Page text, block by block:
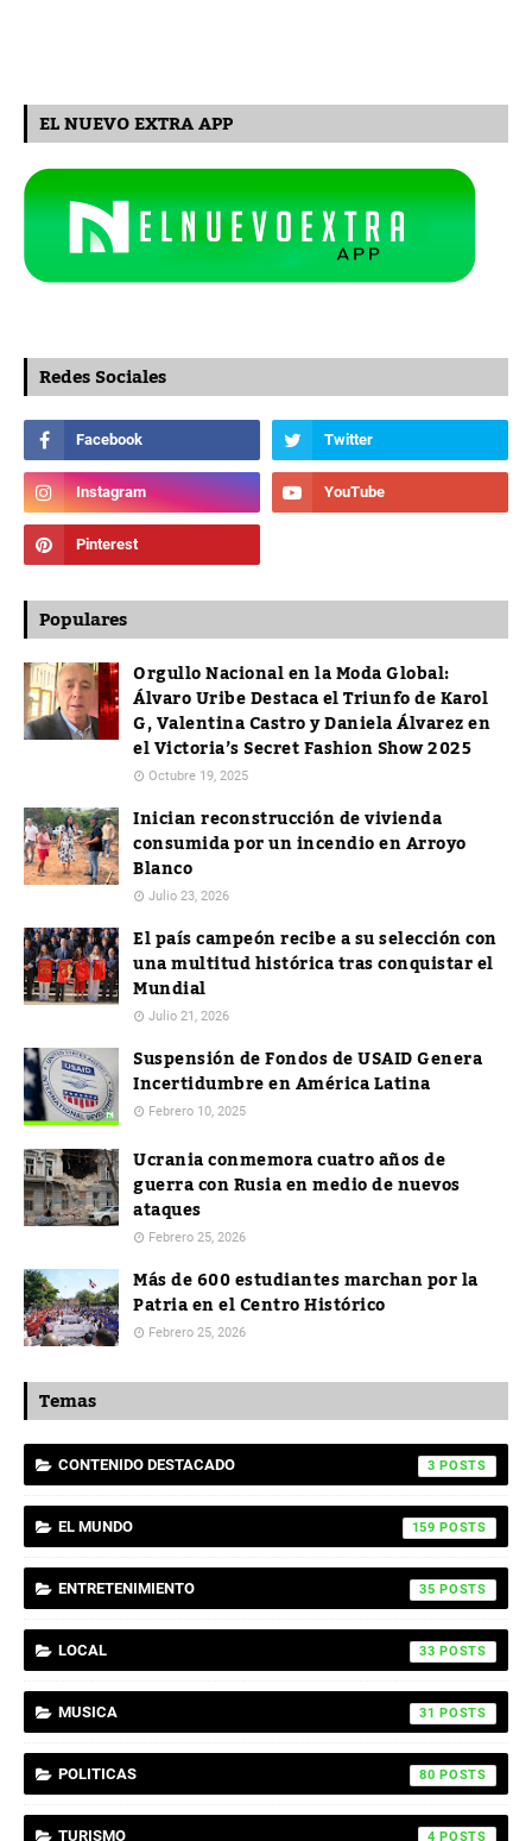
EL NUEVO EXTRA APP
Redes Sociales
Populares
Orgullo Nacional en la Moda Global:
Álvaro Uribe Destaca el Triunfo de Karol
G, Valentina Castro y Daniela Álvarez en
el Victoria’s Secret Fashion Show 2025
Octubre 19, 2025
Inician reconstrucción de vivienda
consumida por un incendio en Arroyo
Blanco
Julio 23, 2026
El país campeón recibe a su selección con
una multitud histórica tras conquistar el
Mundial
Julio 21, 2026
Suspensión de Fondos de USAID Genera
Incertidumbre en América Latina
Febrero 10, 2025
Ucrania conmemora cuatro años de
guerra con Rusia en medio de nuevos
ataques
Febrero 25, 2026
Más de 600 estudiantes marchan por la
Patria en el Centro Histórico
Febrero 25, 2026
Temas
CONTENIDO DESTACADO 3
EL MUNDO 159
ENTRETENIMIENTO 35
LOCAL 33
MUSICA 31
POLITICAS 80
TURISMO 4